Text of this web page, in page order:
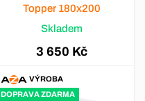
Topper 180x200
Skladem
3 650 Kč
VÝROBA
DOPRAVA ZDARMA